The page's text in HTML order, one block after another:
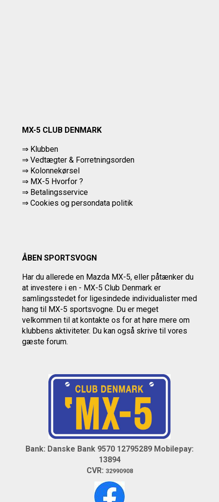
MX-5 CLUB DENMARK
⇒ Klubben
⇒ Vedtægter & Forretningsorden
⇒ Kolonnekørsel
⇒ MX-5 Hvorfor ?
⇒ Betalingsservice
⇒ Cookies og persondata politik
ÅBEN SPORTSVOGN
Har du allerede en Mazda MX-5, eller påtænker du
at investere i en - MX-5 Club Denmark er
samlingsstedet for ligesindede individualister med
hang til MX-5 sportsvogne. Du er meget
velkommen til at kontakte os for at høre mere om
klubbens aktiviteter. Du kan også skrive til vores
gæste forum.
Bank: Danske Bank 9570 12795289 Mobilepay:
13894
CVR: 32990908